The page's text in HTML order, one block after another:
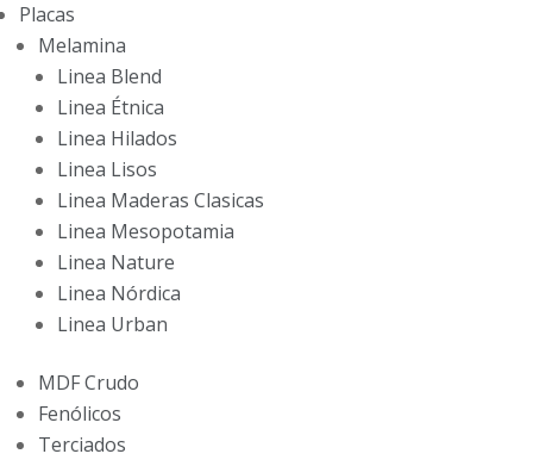
Placas
Melamina
Linea Blend
Linea Étnica
Linea Hilados
Linea Lisos
Linea Maderas Clasicas
Linea Mesopotamia
Linea Nature
Linea Nórdica
Linea Urban
MDF Crudo
Fenólicos
Terciados